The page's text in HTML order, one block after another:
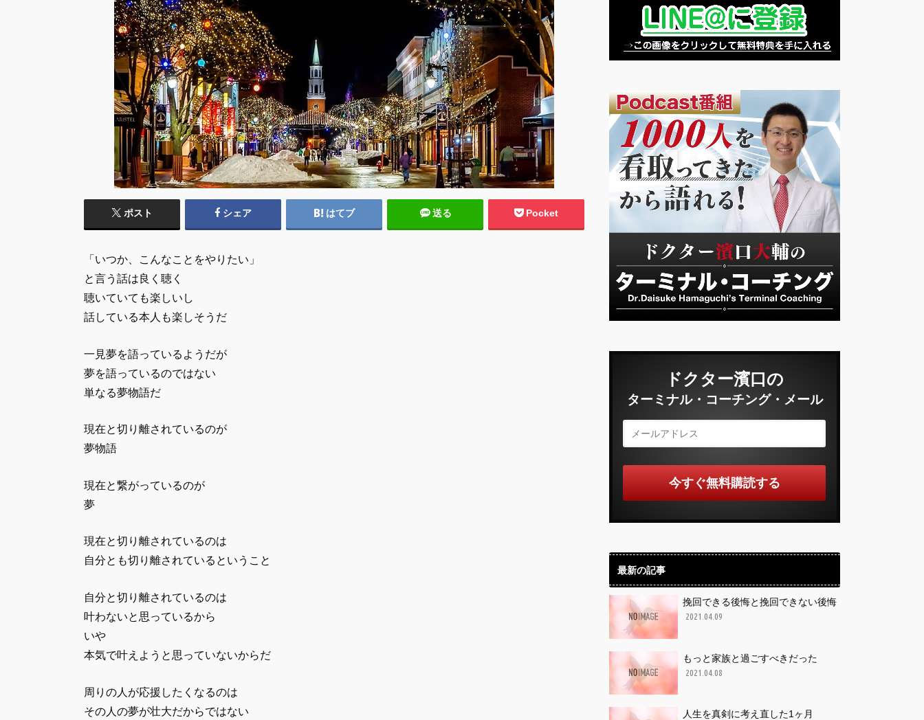
ポスト シェア はてブ 送る Pocket
「いつか、こんなことをやりたい」
と言う話は良く聴く
聴いていても楽しいし
話している本人も楽しそうだ
一見夢を語っているようだが
夢を語っているのではない
単なる夢物語だ
現在と切り離されているのが
夢物語
現在と繋がっているのが
夢
現在と切り離されているのは
自分とも切り離されているということ
自分と切り離されているのは
叶わないと思っているから
いや
本気で叶えようと思っていないからだ
周りの人が応援したくなるのは
その人の夢が壮大だからではない
ドクター濱口の
ターミナル・コーチング・メール
最新の記事
挽回できる後悔と挽回できない後悔
2021.04.09
もっと家族と過ごすべきだった
2021.04.08
人生を真剣に考え直した1ヶ月